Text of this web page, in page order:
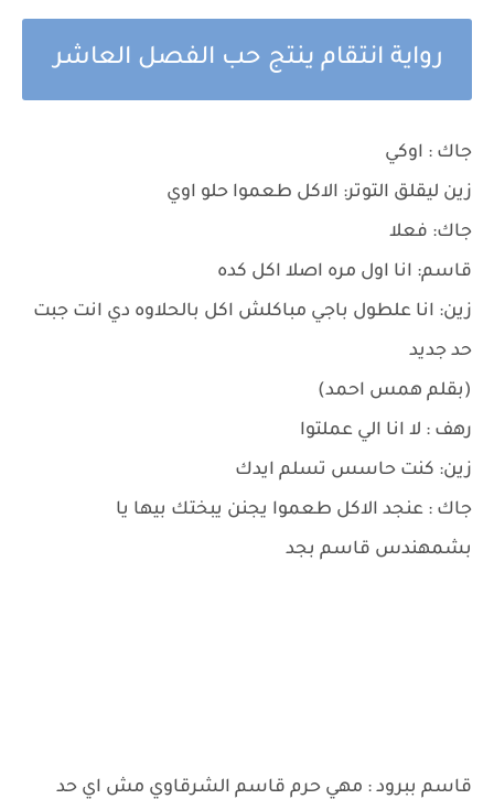
رواية انتقام ينتج حب الفصل العاشر
جاك : اوكي
زين ليقلق التوتر: الاكل طعموا حلو اوي
جاك: فعلا
قاسم: انا اول مره اصلا اكل كده
زين: انا علطول باجي مباكلش اكل بالحلاوه دي انت جبت
حد جديد
(بقلم همس احمد)
رهف : لا انا الي عملتوا
زين: كنت حاسس تسلم ايدك
جاك : عنجد الاكل طعموا يجنن يبختك بيها يا
بشمهندس قاسم بجد
قاسم ببرود : مهي حرم قاسم الشرقاوي مش اي حد